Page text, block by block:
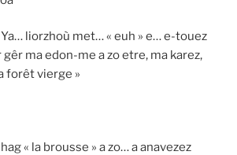
Ya… liorzhoù met… « euh » e… e-touez
gêr ma edon-me a zo etre, ma karez,
forêt vierge »
hag « la brousse » a zo… a anavezez